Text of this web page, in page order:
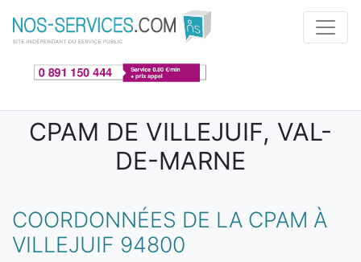
Aller au contenu principal
CPAM DE VILLEJUIF, VAL-
DE-MARNE
COORDONNÉES DE LA CPAM À
VILLEJUIF 94800